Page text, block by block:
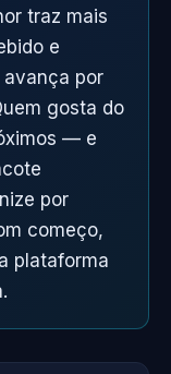
traz mais
e
avança por
gosta do
— e
por
começo,
plataforma